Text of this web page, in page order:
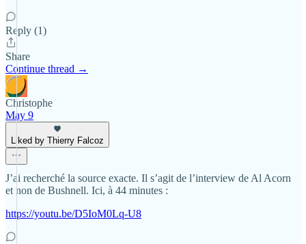
Reply (1)
Share
Continue thread →
Christophe
May 9
Liked by Thierry Falcoz
J’ai recherché la source exacte. Il s’agit de l’interview de Al Acorn
et non de Bushnell. Ici, à 44 minutes :
https://youtu.be/D5IoM0Lq-U8